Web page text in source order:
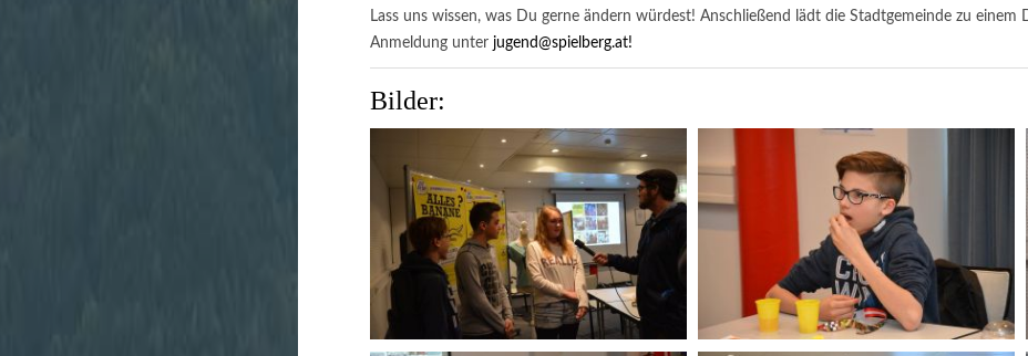
Lass uns wissen, was Du gerne ändern würdest! Anschließend lädt die Stadtgemeinde zu einem
Anmeldung unter jugend@spielberg.at!
Bilder: